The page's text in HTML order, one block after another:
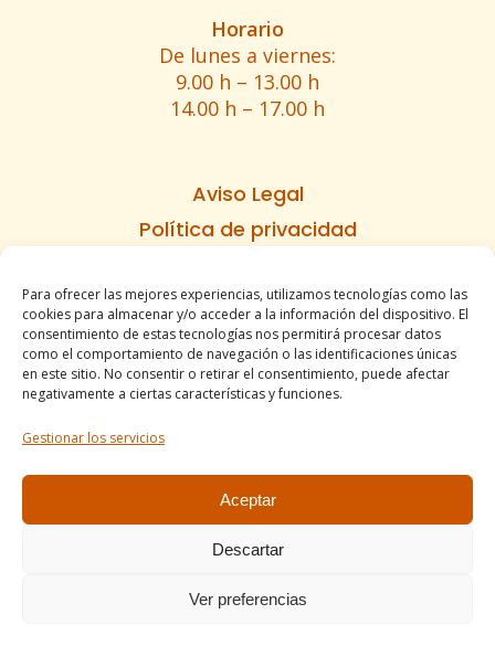
Para ofrecer las mejores experiencias, utilizamos tecnologías como las
cookies para almacenar y/o acceder a la información del dispositivo. El
consentimiento de estas tecnologías nos permitirá procesar datos
como el comportamiento de navegación o las identificaciones únicas
en este sitio. No consentir o retirar el consentimiento, puede afectar
negativamente a ciertas características y funciones.
Gestionar los servicios
Aceptar
Descartar
Ver preferencias
Horario
De lunes a viernes:
9.00 h – 13.00 h
14.00 h – 17.00 h
Aviso Legal
Política de privacidad
Informe de accesibilidad
Condiciones de venta
Mapa del sitio
comercial@apirossend.com